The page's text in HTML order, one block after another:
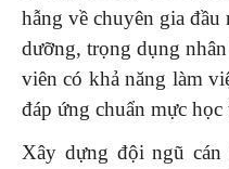
hẫng về chuyên gia
dưỡng, trọng dụng
viên có khả năng làm
đáp ứng chuẩn mực học
Xây dựng đội ngũ